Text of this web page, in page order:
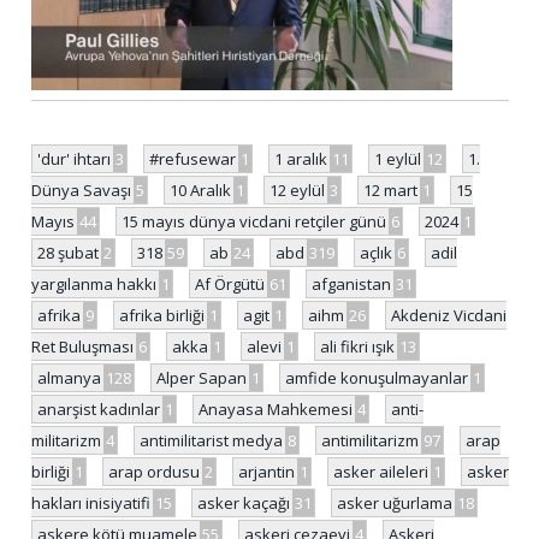
'dur' ihtarı 3 #refusewar 1 1 aralık 11 1 eylül 12
1.
Dünya Savaşı 5 10 Aralık 1 12 eylül 3 12 mart 1
15
Mayıs 44 15 mayıs dünya vicdani retçiler günü 6 2024 1
28 şubat 2 318 59 ab 24 abd 319 açlık 6
adil
yargılanma hakkı 1 Af Örgütü 61 afganistan 31
afrika 9 afrika birliği 1 agit 1 aihm 26
Akdeniz Vicdani
Ret Buluşması 6 akka 1 alevi 1 ali fikri ışık 13
almanya 128 Alper Sapan 1 amfide konuşulmayanlar 1
anarşist kadınlar 1 Anayasa Mahkemesi 4
anti-
militarizm 4 antimilitarist medya 8 antimilitarizm 97
arap
birliği 1 arap ordusu 2 arjantin 1 asker aileleri 1
asker
hakları inisiyatifi 15 asker kaçağı 31 asker uğurlama 18